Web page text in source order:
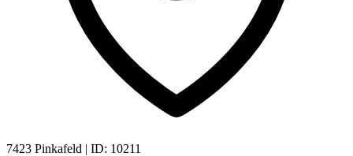
7423 Pinkafeld | ID: 10211